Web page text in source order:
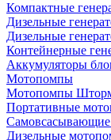
Компактные
Дизельные
Дизельные
Контейнерные
Аккумуляторы
Мотопомпы
Мотопомпы
Портативные
Самовсасывающие
Дизельные